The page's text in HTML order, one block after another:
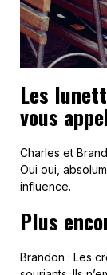
Les
vous
Charles et
Oui oui,
influence.
Plus
Brandon : Les